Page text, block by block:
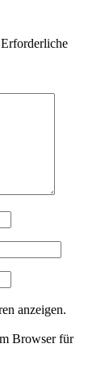
Erforderliche
anzeigen.
Browser für